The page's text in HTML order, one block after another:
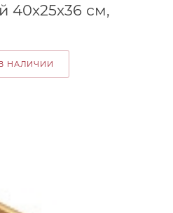
40х25х36 см,
НАЛИЧИИ